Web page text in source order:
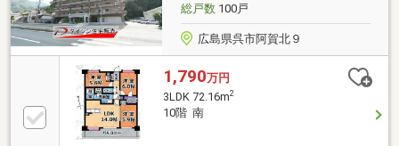
総戸数100戸
広島県呉市阿賀北９
1,790万円
3LDK 72.16m2
10階 南